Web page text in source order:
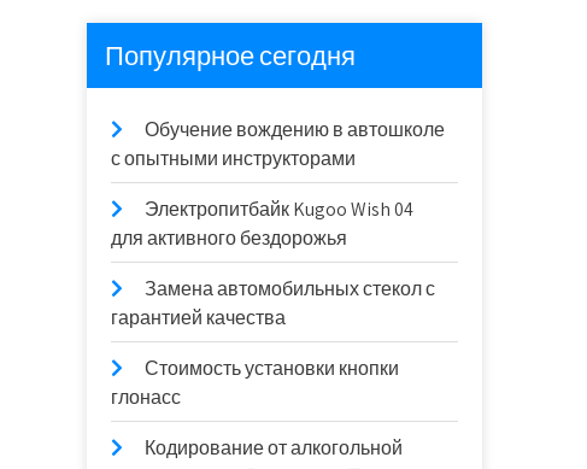
Популярное сегодня
Обучение вождению в автошколе
с опытными инструкторами
Электропитбайк Kugoo Wish 04
для активного бездорожья
Замена автомобильных стекол с
гарантией качества
Стоимость установки кнопки
глонасс
Кодирование от алкогольной